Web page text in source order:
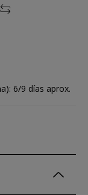
6/9 días aprox.